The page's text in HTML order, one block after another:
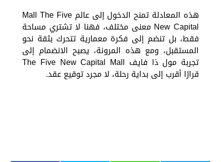
هذه المعادلة تمنح الدخول إلى عالم Mall The Five
New Capital معنى مختلف، فهنا لا تشتري مساحة
فقط، بل تنضم إلى فكرة معمارية تتحرك بثقة نحو
المستقبل، ومع هذه المرونة، يصبح الانضمام إلى
تجربة مول ذا فايف The Five New Capital Mall
قرارًا أقرب إلى بداية رحلة، لا مجرد توقيع عقد.